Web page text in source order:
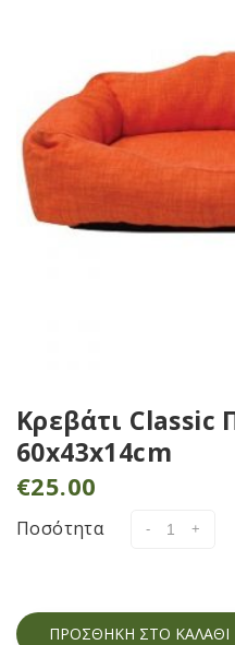
Κρεβάτι Classic
60x43x14cm
€25.00
Ποσότητα
ΠΡΟΣΘΉΚΗ ΣΤΟ ΚΑΛΆΘΙ